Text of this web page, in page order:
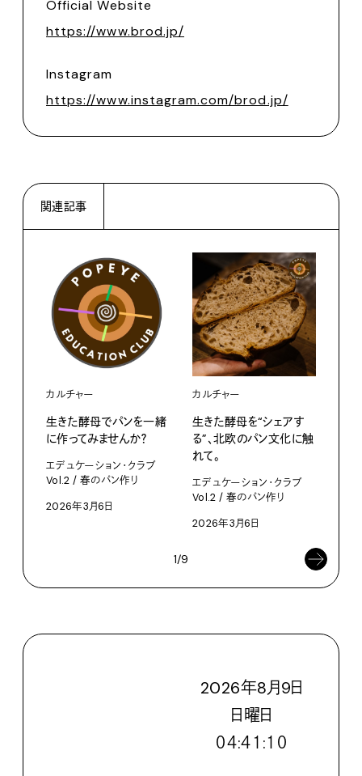
Official Website
https://www.brod.jp/
Instagram
https://www.instagram.com/brod.jp/
関連記事
カルチャー
生きた酵母でパンを一緒
に作ってみませんか？
エデュケーション・クラブ
Vol.2 / 春のパン作り
2026年3月6日
カルチャー
生きた酵母を“シェアす
る”、北欧のパン文化に触
れて。
エデュケーション・クラブ
Vol.2 / 春のパン作り
2026年3月6日
1/9
2026年8月9日
日曜日
０４:４１:１２